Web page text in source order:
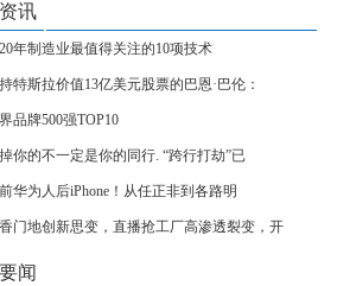
讯
年制造业最值得关注的10项技术
特斯拉价值13亿美元股票的巴恩·巴伦：
品牌500强TOP10
你的不一定是你的同行. “跨行打劫”已
华为人后iPhone！从任正非到各路明
门地创新思变，直播抢工厂高渗透裂变，开
闻